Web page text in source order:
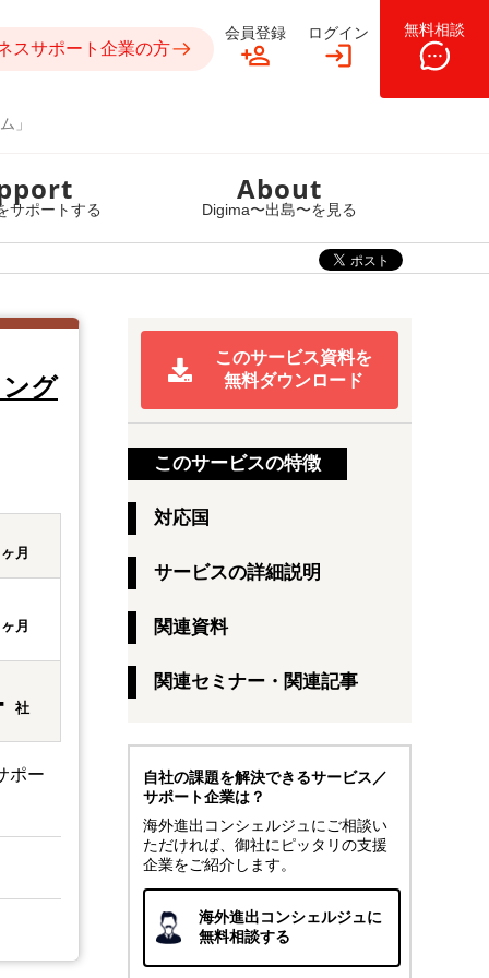
」
スサポート企業の方
会員登録 ログイン 無料相談
サポートする
About
Digima〜出島〜を見る
グ
ヶ月
ヶ月
社
ポー
このサービス資料を
無料ダウンロード
このサービスの特徴
対応国
サービスの詳細説明
関連資料
関連セミナー・関連記事
自社の課題を解決できるサービス／
サポート企業は？
海外進出コンシェルジュにご相談い
ただければ、御社にピッタリの支援
企業をご紹介します。
海外進出コンシェルジュに
無料相談する